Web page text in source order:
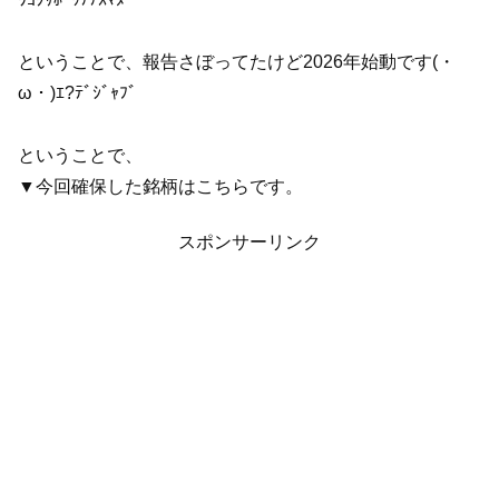
ということで、報告さぼってたけど2026年始動です(・
ω・)ｴ?ﾃﾞｼﾞｬﾌﾞ
ということで、
▼今回確保した銘柄はこちらです。
スポンサーリンク